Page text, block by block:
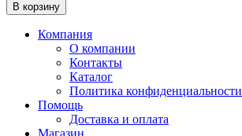
В корзину
Компания
О компании
Контакты
Каталог
Политика конфиденциальности
Помощь
Доставка и оплата